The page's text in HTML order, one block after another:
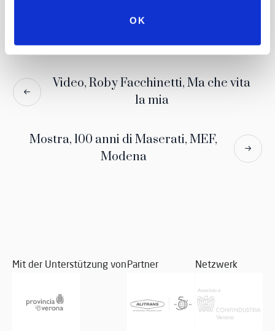
OK
Video, Roby Facchinetti, Ma che vita
la mia
Mostra, 100 anni di Maserati, MEF,
Modena
Mit der Unterstützung vonPartner Netzwerk